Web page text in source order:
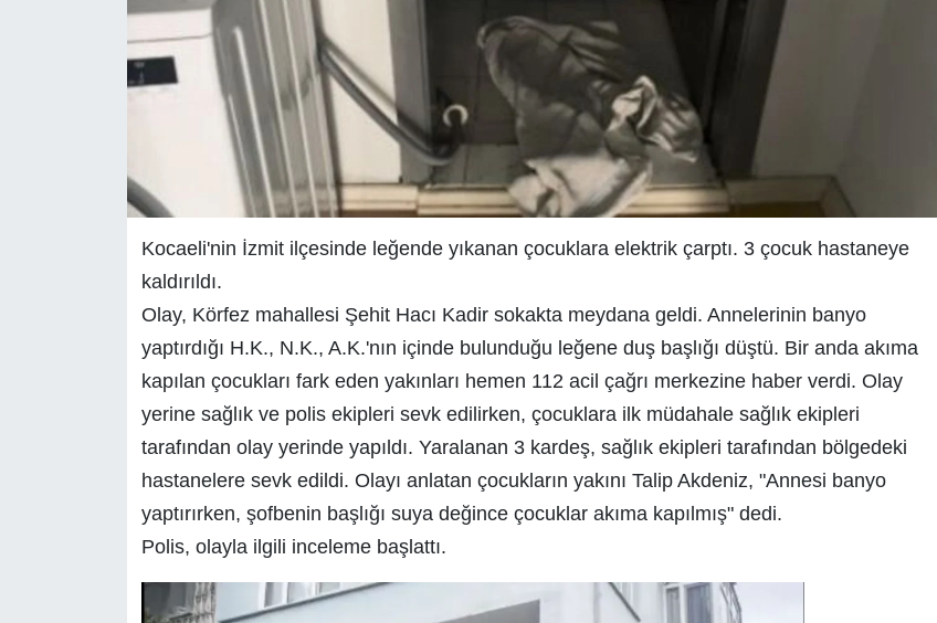
Kocaeli'nin İzmit ilçesinde leğende yıkanan çocuklara elektrik çarptı. 3 çocuk hastaneye
kaldırıldı.
Olay, Körfez mahallesi Şehit Hacı Kadir sokakta meydana geldi. Annelerinin banyo
yaptırdığı H.K., N.K., A.K.'nın içinde bulunduğu leğene duş başlığı düştü. Bir anda akıma
kapılan çocukları fark eden yakınları hemen 112 acil çağrı merkezine haber verdi. Olay
yerine sağlık ve polis ekipleri sevk edilirken, çocuklara ilk müdahale sağlık ekipleri
tarafından olay yerinde yapıldı. Yaralanan 3 kardeş, sağlık ekipleri tarafından bölgedeki
hastanelere sevk edildi. Olayı anlatan çocukların yakını Talip Akdeniz, "Annesi banyo
yaptırırken, şofbenin başlığı suya değince çocuklar akıma kapılmış" dedi.
Polis, olayla ilgili inceleme başlattı.